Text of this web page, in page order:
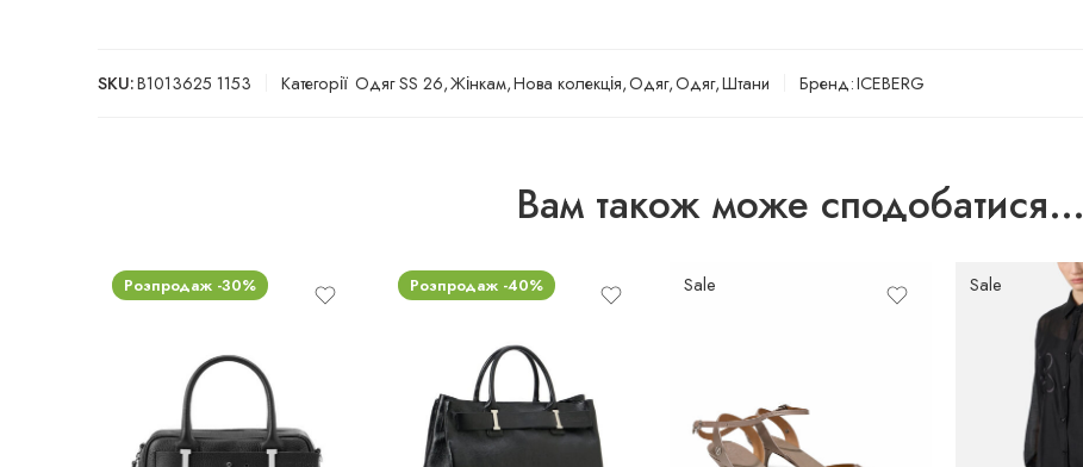
SKU:B1013625 1153 Категорії Одяг SS 26,Жінкам,Нова колекція,Одяг,Одяг,Штани Бренд:ICEBERG
Вам також може сподобатися…
Розпродаж -30% Розпродаж -40% Sale
37
Sale